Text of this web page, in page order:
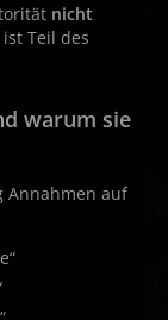
nicht
Teil des
warum sie
Annahmen auf